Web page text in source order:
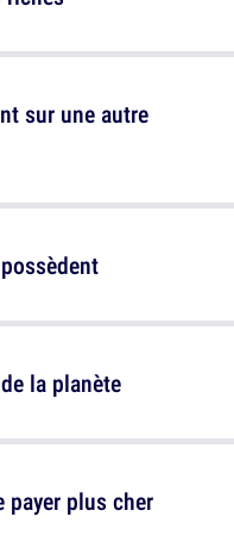
plus cher
sur une autre
la planète